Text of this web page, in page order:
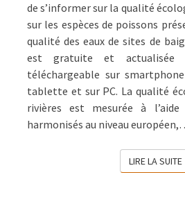
de s’informer sur la qualité
sur les espèces de poissons
qualité des eaux de sites de
est gratuite et actualisée
téléchargeable sur
tablette et sur PC. La qualité
rivières est mesurée à
harmonisés au niveau
LIRE LA SUITE